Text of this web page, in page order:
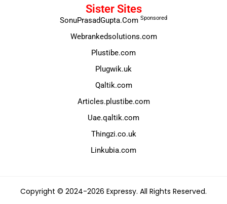
Sister Sites
SonuPrasadGupta.Com Sponsored
Webrankedsolutions.com
Plustibe.com
Plugwik.uk
Qaltik.com
Articles.plustibe.com
Uae.qaltik.com
Thingzi.co.uk
Linkubia.com
Copyright © 2024-2026 Expressy. All Rights Reserved.